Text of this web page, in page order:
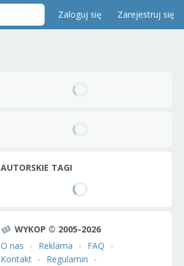
Zaloguj się Zarejestruj się
AUTORSKIE TAGI
WYKOP © 2005-2026
O nas
Reklama
FAQ
Kontakt
Regulamin